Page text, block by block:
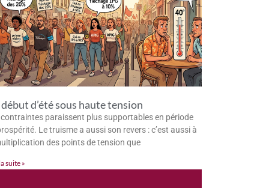
d’été sous haute tension
contraintes paraissent plus supportables en période
Le truisme a aussi son revers : c’est aussi à
des points de tension que
suite »